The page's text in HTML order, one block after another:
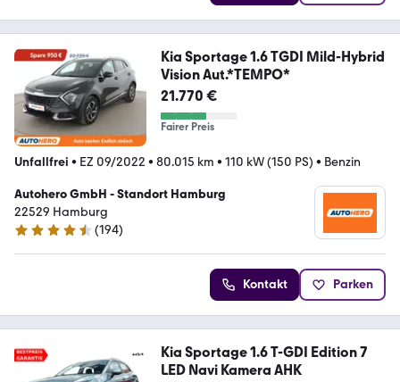
Kia Sportage 1.6 TGDI Mild-Hybrid
Vision Aut.*TEMPO*
21.770 €
Fairer Preis
Unfallfrei • EZ 09/2022 • 80.015 km • 110 kW (150 PS) • Benzin
Autohero GmbH - Standort Hamburg
22529 Hamburg
4.6 Sterne
(194)
Kontakt Parken
Kia Sportage 1.6 T-GDI Edition 7
LED Navi Kamera AHK